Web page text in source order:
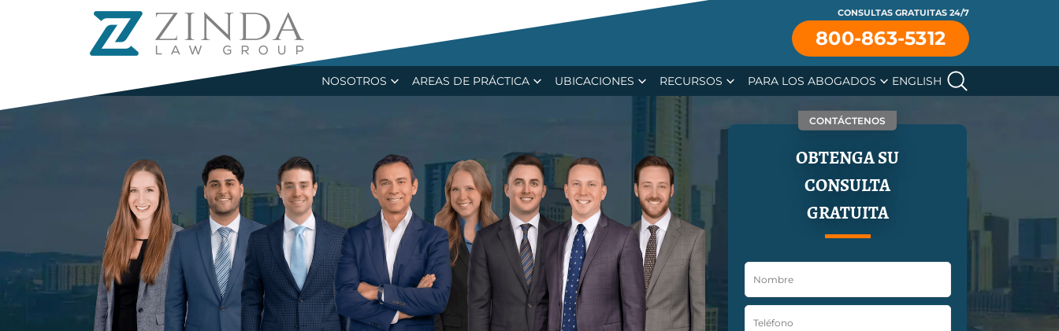
CONSULTAS GRATUITAS 24/7
800-863-5312
NOSOTROS AREAS DE PRÁCTICA UBICACIONES RECURSOS PARA LOS ABOGADOS ENGLISH
Recent $15.4M Verdict in Major Trucking Case
CONTÁCTENOS
OBTENGA SU
CONSULTA
GRATUITA